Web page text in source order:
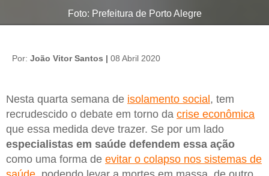
Foto: Prefeitura de Porto Alegre
Por: João Vitor Santos | 08 Abril 2020
Nesta quarta semana de isolamento social , tem
recrudescido o debate em torno da crise econômica
que essa medida deve trazer. Se por um lado
especialistas em saúde defendem essa ação
como uma forma de evitar o colapso nos sistemas de